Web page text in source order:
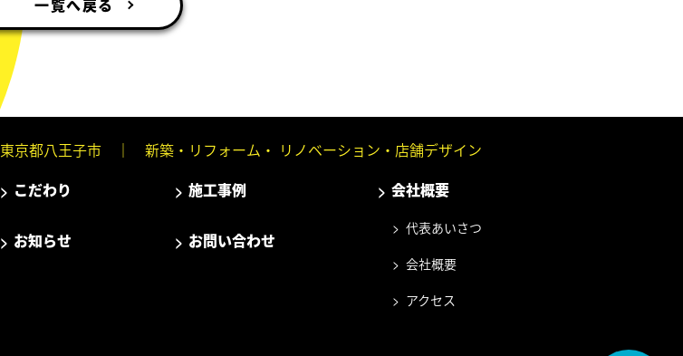
一覧へ戻る
東京都八王子市 ｜ 新築・リフォーム・ リノベーション・ 店舗デザイン
こだわり
お知らせ
施工事例
お問い合わせ
会社概要
代表あいさつ
会社概要
アクセス